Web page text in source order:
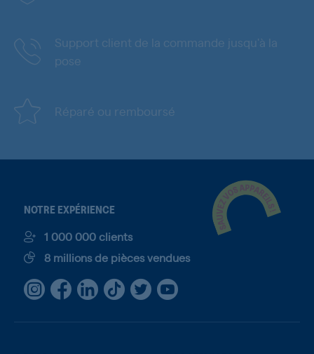
Support client de la commande jusqu'à la
pose
Réparé ou remboursé
NOTRE EXPÉRIENCE
1 000 000 clients
8 millions de pièces vendues